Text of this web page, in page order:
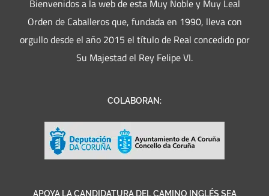
Bienvenidos a la web de esta Muy Noble y Muy Leal
Orden de Caballeros que, fundada en 1990, lleva con
orgullo desde el año 2015 el título de Real concedido por
Su Majestad el Rey Felipe VI.
COLABORAN:
APOYA LA CANDIDATURA DEL CAMINO INGLÉS SEA